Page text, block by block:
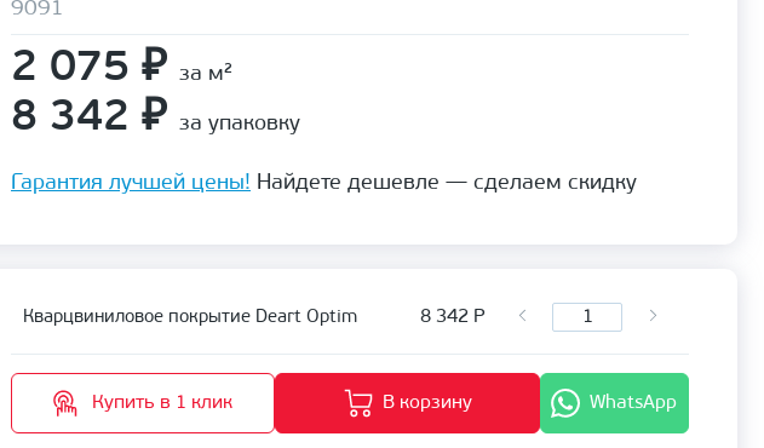
9091
2 075 ₽ за м²
8 342 ₽ за упаковку
Гарантия лучшей цены! Найдете дешевле — сделаем скидку
Кварцвиниловое покрытие Deart Optim 8 342 Р
Купить в 1 клик В корзину WhatsApp